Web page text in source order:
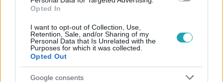
Opted In
I want to opt-out of Collection, Use,
Retention, Sale, and/or Sharing of my
Personal Data that Is Unrelated with the
Purposes for which it was collected.
Opted Out
Google consents